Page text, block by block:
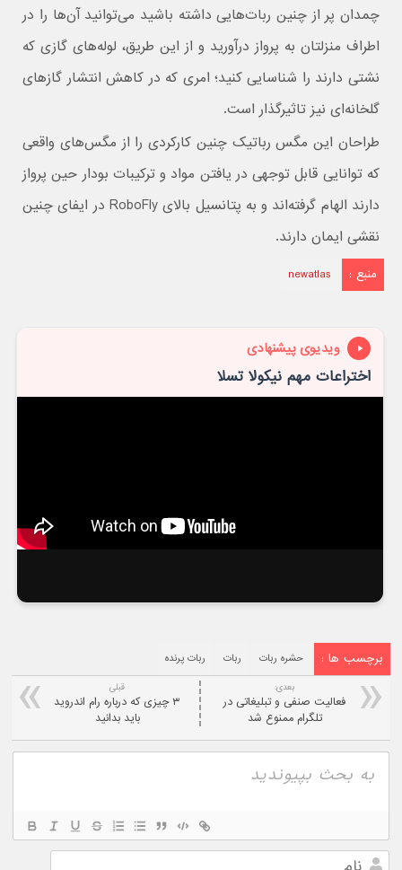
چمدان پر از چنین ربات‌هایی داشته باشید می‌توانید آن‌ها را در
اطراف منزلتان به پرواز درآورید و از این طریق، لوله‌های گازی که
نشتی دارند را شناسایی کنید؛ امری که در کاهش انتشار گازهای
گلخانه‌ای نیز تاثیرگذار است.
طراحان این مگس رباتیک چنین کارکردی را از مگس‌های واقعی
که توانایی قابل توجهی در یافتن مواد و ترکیبات بودار حین پرواز
دارند الهام گرفته‌اند و به پتانسیل بالای RoboFly در ایفای چنین
نقشی ایمان دارند.
منبع : newatlas
ویدیوی پیشنهادی
اختراعات مهم نیکولا تسلا
برچسب ها : حشره ربات ربات ربات پرنده
قبلی
۳ چیزی که درباره رام اندروید
باید بدانید
بعدی:
فعالیت صنفی و تبلیغاتی در
تلگرام ممنوع شد
نام